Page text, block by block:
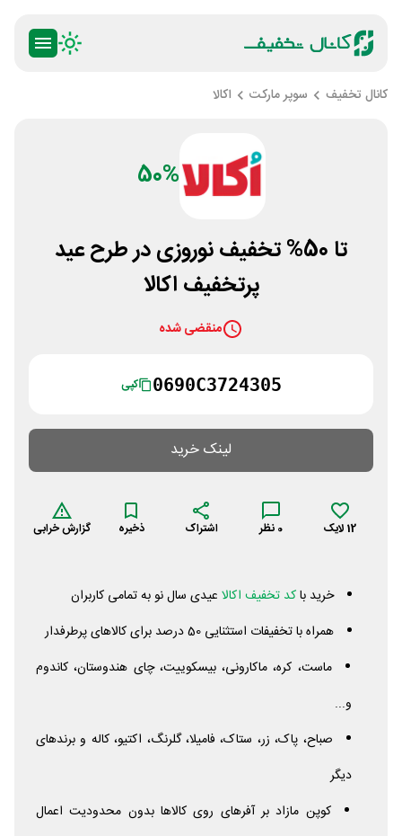
کانال تخفیف سوپر مارکت اکالا
50%
تا 50% تخفیف نوروزی در طرح عید
پرتخفیف اکالا
منقضی شده
0690C3724305 کپی
لینک خرید
12لایک 0 نظر اشتراک ذخیره گزارش خرابی
خرید باکد تخفیف اکالا عیدی سال نو به تمامی کاربران
همراه با تخفیفات استثنایی 50 درصد برای کالاهای پرطرفدار
ماست، کره، ماکارونی، بیسکوییت، چای هندوستان، کاندوم
و...
صباح، پاک، زر، ستاک، فامیلا، گلرنگ، اکتیو، کاله و برندهای
دیگر
کوپن مازاد بر آفرهای روی کالاها بدون محدودیت اعمال